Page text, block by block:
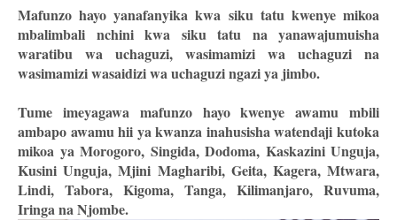
Mafunzo hayo yanafanyika kwa siku tatu kwenye mikoa
mbalimbali nchini kwa siku tatu na yanawajumuisha
waratibu wa uchaguzi, wasimamizi wa uchaguzi na
wasimamizi wasaidizi wa uchaguzi ngazi ya jimbo.
Tume imeyagawa mafunzo hayo kwenye awamu mbili
ambapo awamu hii ya kwanza inahusisha watendaji kutoka
mikoa ya Morogoro, Singida, Dodoma, Kaskazini Unguja,
Kusini Unguja, Mjini Magharibi, Geita, Kagera, Mtwara,
Lindi, Tabora, Kigoma, Tanga, Kilimanjaro, Ruvuma,
Iringa na Njombe.